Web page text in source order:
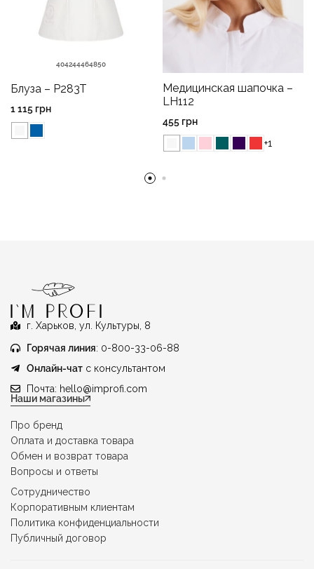
404244464850
Блуза – P283T
1 115 грн
Медицинская шапочка –
LH112
455 грн
+1
г. Харьков, ул. Культуры, 8
Горячая линия: 0-800-33-06-88
Онлайн-чатс консультантом
Почта: hello@improfi.com
Наши магазины
Про бренд
Оплата и доставка товара
Обмен и возврат товара
Вопросы и ответы
Сотрудничество
Корпоративным клиентам
Политика конфиденциальности
Публичный договор